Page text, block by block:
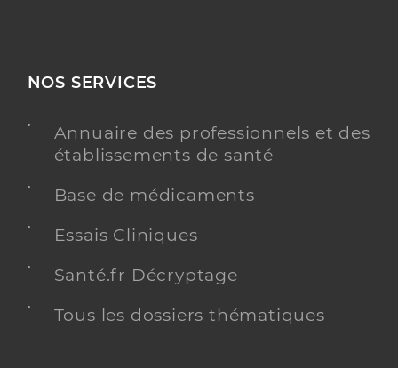
NOS SERVICES
Annuaire des professionnels et des
établissements de santé
Base de médicaments
Essais Cliniques
Santé.fr Décryptage
Tous les dossiers thématiques